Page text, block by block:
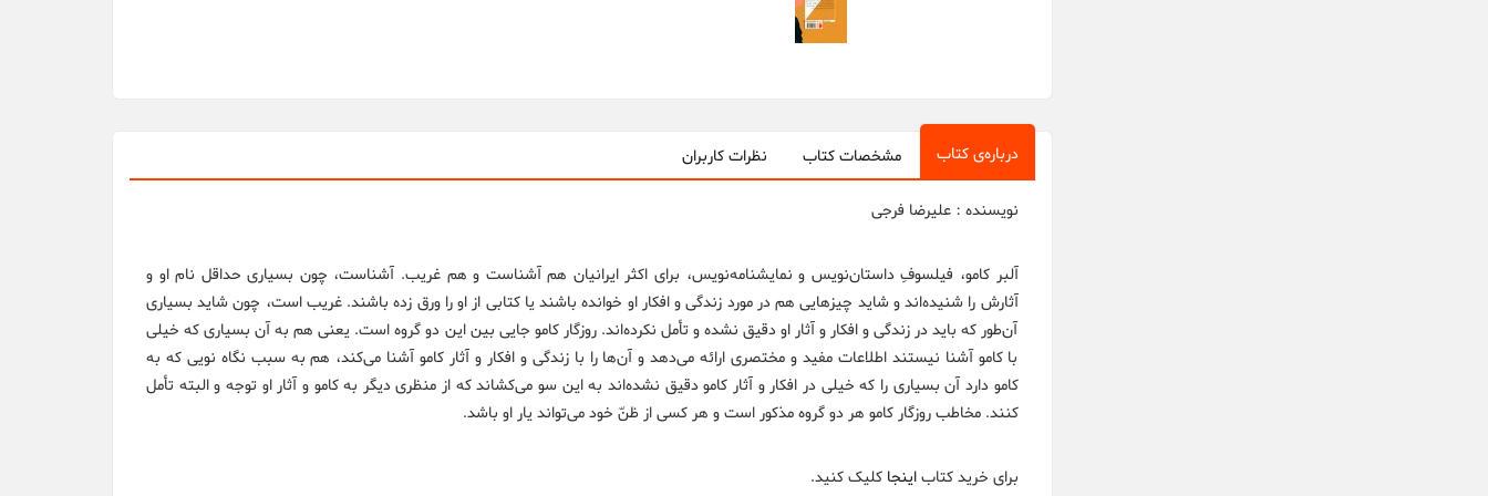
درباره‌ی کتاب مشخصات کتاب نظرات کاربران
نویسنده : علیرضا فرجی
آلبر کامو، فیلسوفِ داستان‌نویس و نمایشنامه‌نویس، برای اکثر ایرانیان هم آشناست و هم غریب. آشناست، چون بسیاری حداقل نام او و
آثارش را شنیده‌اند و شاید چیزهایی هم در مورد زندگی و افکار او خوانده باشند یا کتابی از او را ورق زده باشند. غریب است، چون شاید بسیاری
آن‌طور که باید در زندگی و افکار و آثار او دقیق نشده و تأمل نکرده‌اند. روزگار کامو جایی بین این دو گروه است. یعنی هم به آن بسیاری که خیلی
با کامو آشنا نیستند اطلاعات مفید و مختصری ارائه می‌دهد و آن‌ها را با زندگی و افکار و آثار کامو آشنا می‌کند، هم به سبب نگاه نویی که به
کامو دارد آن بسیاری را که خیلی در افکار و آثار کامو دقیق نشده‌‌اند به این سو می‌کشاند که از منظری دیگر به کامو و آثار او توجه و البته تأمل
کنند. مخاطب روزگار کامو هر دو گروه مذکور است و هر کسی از ظنّ خود می‌تواند یار او باشد.
برای خرید کتاباینجا کلیک کنید.